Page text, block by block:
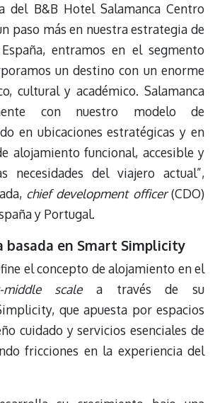
del B&B Hotel Salamanca Centro
paso más en nuestra estrategia de
entramos en el segmento
un destino con un enorme
cultural y académico. Salamanca
con nuestro modelo de
en ubicaciones estratégicas y en
alojamiento funcional, accesible y
necesidades del viajero actual”,
chief development officer(CDO)
y Portugal.
basada en Smart Simplicity
el concepto de alojamiento en el
middle scalea través de su
que apuesta por espacios
cuidado y servicios esenciales de
fricciones en la experiencia del